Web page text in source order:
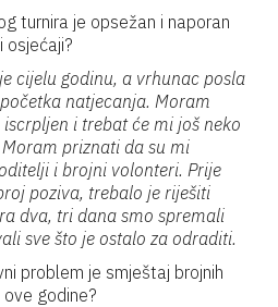
turnira je opsežan i naporan
osjećaji?
cijelu godinu, a vrhunac posla
natjecanja. Moram
i trebat će mi još neko
priznati da su mi
i brojni volonteri. Prije
poziva, trebalo je riješiti
dva, tri dana smo spremali
sve što je ostalo za odraditi.
problem je smještaj brojnih
godine?